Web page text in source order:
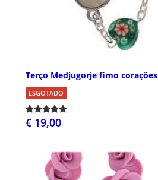
Terço Medjugorje fimo corações
ESGOTADO
€ 19,00